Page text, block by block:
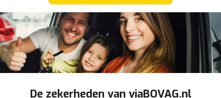
De zekerheden van viaBOVAG.nl